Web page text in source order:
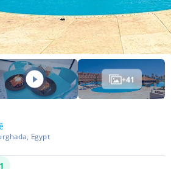
+41
Egypt